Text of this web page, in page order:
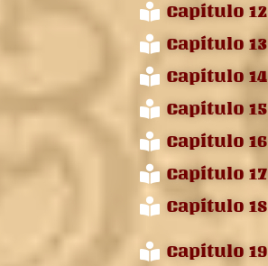
Capítulo 12
Capítulo 13
Capítulo 14
Capítulo 15
Capítulo 16
Capítulo 17
Capítulo 18
Capítulo 19